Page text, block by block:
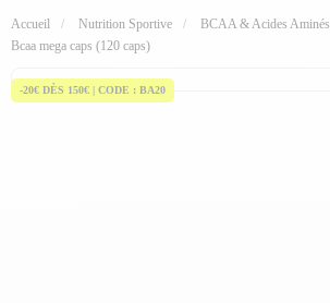
Accueil Nutrition Sportive BCAA & Acides Aminés
Bcaa mega caps (120 caps)
-20€ DÈS 150€ | CODE : BA20